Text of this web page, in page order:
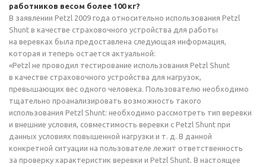
работников весом более 100 кг?
В заявлении Petzl 2009 года относительно использования Petzl
Shunt в качестве страховочного устройства для работы
на веревках была предоставлена следующая информация,
которая и теперь остается актуальной:
«Petzl не проводил тестирование использования Petzl Shunt
в качестве страховочного устройства для нагрузок,
превышающих вес одного человека. Пользователю необходимо
тщательно проанализировать возможность такого
использования Petzl Shunt: необходимо рассмотреть тип веревки
и внешние условия, совместимость веревки с Petzl Shunt при
данных условиях повышенной нагрузки и т. д. В данной
конкретной ситуации на пользователе лежит ответственность
за проверку характеристик веревки и Petzl Shunt. В настоящее